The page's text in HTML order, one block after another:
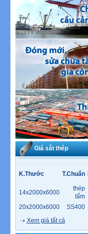
Giá sắt thép
K.Thước T.Chuẩn
14x2000x6000
thép
tấm
20x2000x6000 SS400
Xem giá tất cả